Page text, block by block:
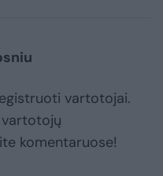
vartotojai.
komentaruose!